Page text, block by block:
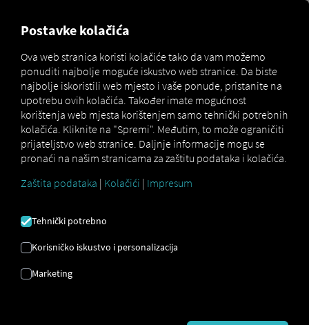
IMA IH TOLIKO...
...a RIO ih sve povezuje!
Kao jedini na tržištu, nudi RIO Nudimo
rješenja za cijelu vašu flotu– sve iz jednog
izvora. To postižemo ujedinjavanjem brojnih
pružatelja usluga naRIO platformi
naš izbor sučelja za vanjske pružatelje usluga.
Postavke kolačića
Ova web stranica koristi kolačiće tako da vam možemo
ponuditi najbolje moguće iskustvo web stranice. Da biste
najbolje iskoristili web mjesto i vaše ponude, pristanite na
upotrebu ovih kolačića. Također imate mogućnost
korištenja web mjesta korištenjem samo tehnički potrebnih
kolačića. Kliknite na "Spremi". Međutim, to može ograničiti
prijateljstvo web stranice. Daljnje informacije mogu se
pronaći na našim stranicama za zaštitu podataka i kolačića.
Zaštita podataka | Kolačići | Impresum
Tehnički potrebno
Korisničko iskustvo i personalizacija
Marketing